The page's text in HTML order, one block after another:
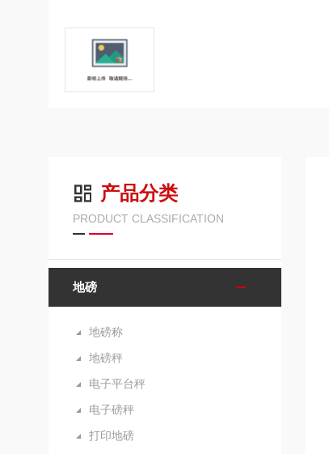
产品分类
PRODUCT CLASSIFICATION
地磅
地磅称
地磅秤
电子平台秤
电子磅秤
打印地磅